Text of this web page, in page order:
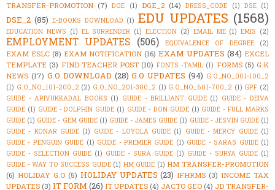
TRANSFER-PROMOTION (7) DGE (1) DGE_2 (14) DRESS_CODE (1) DSE (1)
DSE_2 (85) E-BOOKS DOWNLOAD (1) EDU UPDATES (1568)
EDUCATION NEWS (1) EL SURRENDER (1) ELECTION (2) EMAIL ME (1) EMIS (2)
EMPLOYMENT UPDATES (506) EQUIVALENCE OF DEGREE (2)
EXAM ESLC (8) EXAM NOTIFICATION (16) EXAM UPDATES (84) EXCEL
TEMPLATE (3) FIND TEACHER POST (10) FONTS -TAMIL (1) FORMS (5) G.K
NEWS (17) G.O DOWNLOAD (28) G.O UPDATES (94) G.O_NO_001-100_2
(1) G.O_NO_101-200_2 (2) G.O_NO_201-300_2 (1) G.O_NO_601-700_2 (1) GPF (2)
GUIDE - ARIVUKKADAL BOOKS (1) GUIDE - BRILLIANT GUIDE (1) GUIDE - DEIVA
GUIDE (1) GUIDE - DOLPHIN GUIDE (1) GUIDE - DON GUIDE (1) GUIDE - FULL MARKS
GUIDE (1) GUIDE - GEM GUIDE (1) GUIDE - JAMES GUIDE (1) GUIDE - JESVIN GUIDE (1)
GUIDE - KONAR GUIDE (1) GUIDE - LOYOLA GUIDE (1) GUIDE - MERCY GUIDE (1)
GUIDE - PENGUIN GUIDE (1) GUIDE - PREMIER GUIDE (1) GUIDE - SARAS GUIDE (1)
GUIDE - SELECTION GUIDE (1) GUIDE - SURA GUIDE (1) GUIDE - SURYA GUIDE (1)
GUIDE - WAY TO SUCCESS GUIDE (1) HM GUIDE (1) HM TRANSFER-PROMOTION
(6) HOLIDAY G.O (5) HOLIDAY UPDATES (23) IFHRMS (3) INCOME TAX
UPDATES (3) IT FORM (26) IT UPDATES (4) JACTO GEO (4) JD TRANSFER-